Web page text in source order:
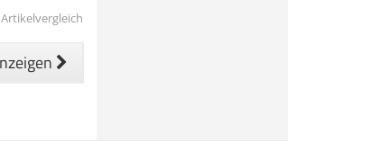
Artikelvergleich